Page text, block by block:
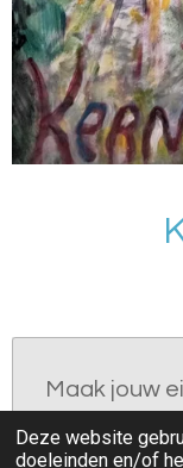
Deze website
doeleinden en/of
Maak jouw